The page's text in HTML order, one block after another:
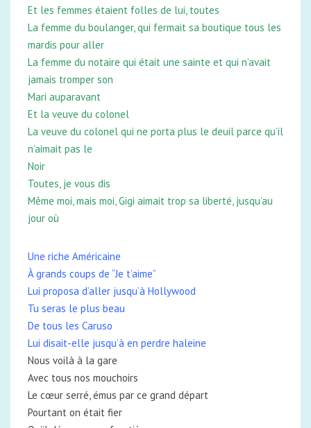
Et les femmes étaient folles de lui, toutes
La femme du boulanger, qui fermait sa boutique tous les
mardis pour aller
La femme du notaire qui était une sainte et qui n’avait
jamais tromper son
Mari auparavant
Et la veuve du colonel
La veuve du colonel qui ne porta plus le deuil parce qu’il
n’aimait pas le
Noir
Toutes, je vous dis
Même moi, mais moi, Gigi aimait trop sa liberté, jusqu’au
jour où
Une riche Américaine
À grands coups de “Je t’aime”
Lui proposa d’aller jusqu’à Hollywood
Tu seras le plus beau
De tous les Caruso
Lui disait-elle jusqu’à en perdre haleine
Nous voilà à la gare
Avec tous nos mouchoirs
Le cœur serré, émus par ce grand départ
Pourtant on était fier